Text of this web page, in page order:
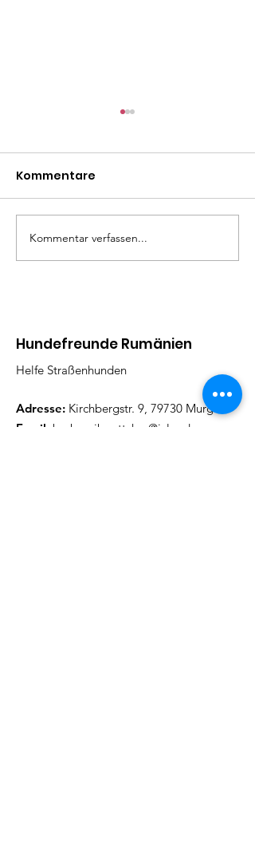
Kommentare
Kommentar verfassen...
Hundefreunde Rumänien
Helfe Straßenhunden
Adresse: Kirchbergstr. 9, 79730 Murg
Email barbarajboettcher@icloud.com